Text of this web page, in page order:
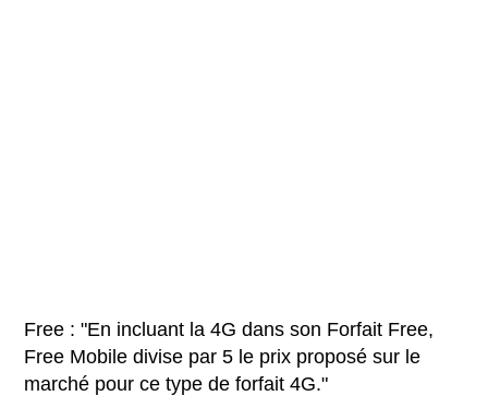
Free : "En incluant la 4G dans son Forfait Free,
Free Mobile divise par 5 le prix proposé sur le
marché pour ce type de forfait 4G."